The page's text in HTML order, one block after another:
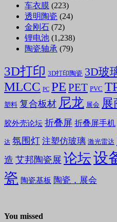
车衣膜 (223)
透明陶瓷 (24)
金刚石 (72)
锂电池 (1,238)
陶瓷轴承 (79)
3D打印 3D打印陶瓷 3D玻
MLCC PC PE PET PVC
塑料 复合板材 尼龙 展会 展
胶外壳论坛 折叠屏 折叠屏手机
达 氛围灯 注塑仿玻璃 激光雷达
造 艾邦陶瓷展 论坛设
瓷 陶瓷基板 陶瓷，展会
You missed